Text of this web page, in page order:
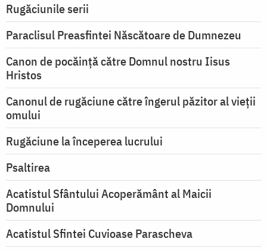
Rugăciunile serii
Paraclisul Preasfintei Născătoare de Dumnezeu
Canon de pocăință către Domnul nostru Iisus
Hristos
Canonul de rugăciune către îngerul păzitor al vieții
omului
Rugăciune la începerea lucrului
Psaltirea
Acatistul Sfântului Acoperământ al Maicii
Domnului
Acatistul Sfintei Cuvioase Parascheva